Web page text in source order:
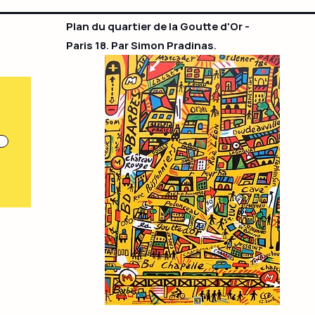
Plan du quartier de la Goutte d'Or -
Paris 18. Par Simon Pradinas.